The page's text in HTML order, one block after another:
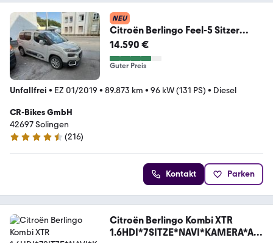
NEU
Citroën Berlingo Feel-5 Sitzer
Autom PDC-SHZ-Klima
14.590 €
Guter Preis
Unfallfrei • EZ 01/2019 • 89.873 km • 96 kW (131 PS) • Diesel
CR-Bikes GmbH
42697 Solingen
4.4 Sterne
(216)
Kontakt Parken
Citroën Berlingo Kombi XTR
1.6HDI*7SITZE*NAVI*KAMERA*AH